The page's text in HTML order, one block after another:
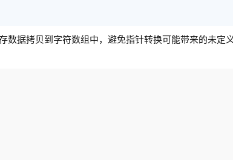
据拷贝到字符数组中，避免指针转换可能带来的未定